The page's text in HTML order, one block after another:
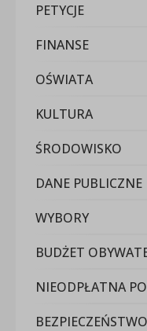
PETYCJE
FINANSE
OŚWIATA
KULTURA
ŚRODOWISKO
DANE PUBLICZNE
WYBORY
BUDŻET
NIEODPŁATNA